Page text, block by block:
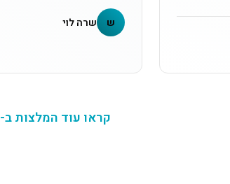
ש שרה לוי
קראו עוד המלצות ב-Google Business